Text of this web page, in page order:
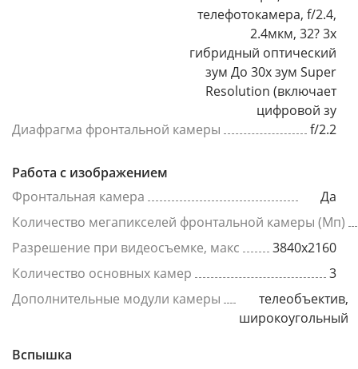
телефотокамера, f/2.4,
2.4мкм, 32? 3x
гибридный оптический
зум До 30x зум Super
Resolution (включает
цифровой зу
Диафрагма фронтальной камеры
f/2.2
Работа с изображением
Фронтальная камера
Да
Количество мегапикселей фронтальной камеры (Мп)
Разрешение при видеосъемке, макс
3840x2160
Количество основных камер
3
Дополнительные модули камеры
телеобъектив,
широкоугольный
Вспышка